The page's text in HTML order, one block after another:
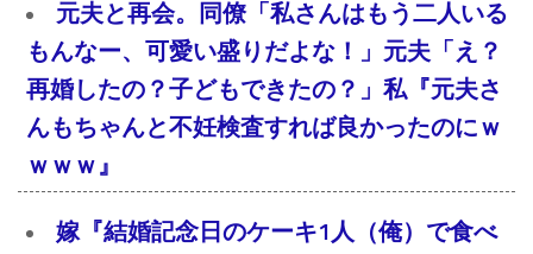
元夫と再会。同僚「私さんはもう二人いる
もんなー、可愛い盛りだよな！」元夫「え？
再婚したの？子どもできたの？」私『元夫さ
んもちゃんと不妊検査すれば良かったのにｗ
ｗｗｗ』
嫁『結婚記念日のケーキ1人（俺）で食べ